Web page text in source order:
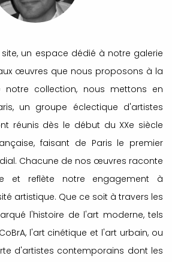
un espace dédié à notre galerie
œuvres que nous proposons à la
collection, nous mettons en
un groupe éclectique d'artistes
réunis dès le début du XXe siècle
faisant de Paris le premier
Chacune de nos œuvres raconte
et reflète notre engagement à
artistique. Que ce soit à travers les
l'histoire de l'art moderne, tels
l'art cinétique et l'art urbain, ou
d'artistes contemporains dont les